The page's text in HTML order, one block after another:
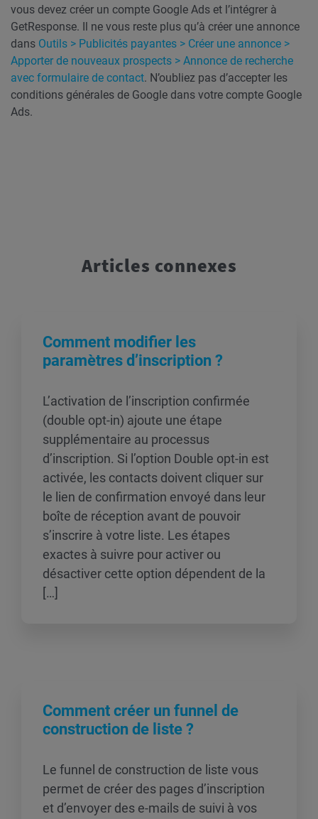
vous devez créer un compte Google Ads et l’intégrer à
GetResponse. Il ne vous reste plus qu’à créer une annonce
dans Outils > Publicités payantes > Créer une annonce >
Apporter de nouveaux prospects > Annonce de recherche
avec formulaire de contact. N’oubliez pas d’accepter les
conditions générales de Google dans votre compte Google
Ads.
Articles connexes
Comment modifier les
paramètres d’inscription ?
L’activation de l’inscription confirmée
(double opt-in) ajoute une étape
supplémentaire au processus
d’inscription. Si l’option Double opt-in est
activée, les contacts doivent cliquer sur
le lien de confirmation envoyé dans leur
boîte de réception avant de pouvoir
s’inscrire à votre liste. Les étapes
exactes à suivre pour activer ou
désactiver cette option dépendent de la
[…]
Comment créer un funnel de
construction de liste ?
Le funnel de construction de liste vous
permet de créer des pages d’inscription
et d’envoyer des e-mails de suivi à vos